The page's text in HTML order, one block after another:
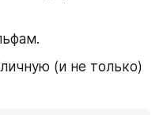
(и не только)